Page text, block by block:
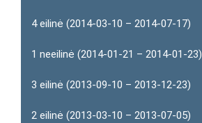
4 eilinė (2014-03-10 – 2014-07-17)
1 neeilinė (2014-01-21 – 2014-01-23)
3 eilinė (2013-09-10 – 2013-12-23)
2 eilinė (2013-03-10 – 2013-07-05)